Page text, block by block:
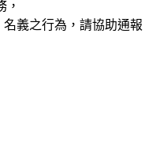
，
義之行為，請協助通報